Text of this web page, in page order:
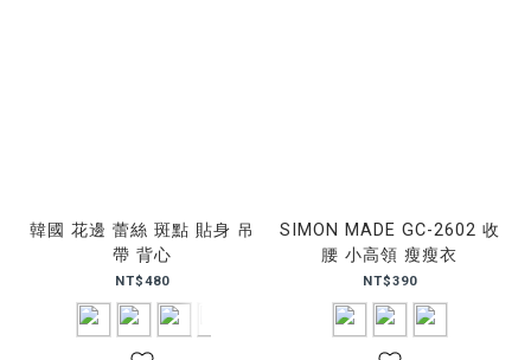
韓國 花邊 蕾絲 斑點 貼身 吊
帶 背心
NT$480
SIMON MADE GC-2602 收
腰 小高領 瘦瘦衣
NT$390